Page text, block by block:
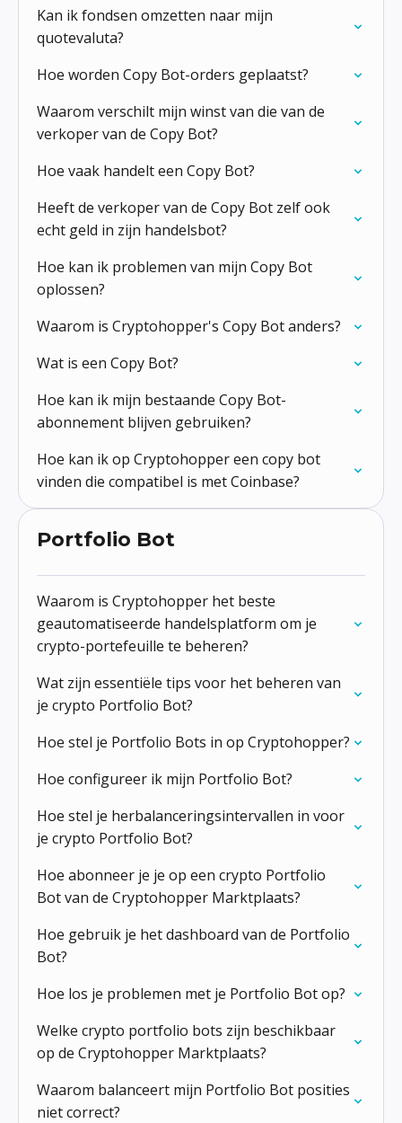
Kan ik fondsen omzetten naar mijn
quotevaluta?
Hoe worden Copy Bot-orders geplaatst?
Waarom verschilt mijn winst van die van de
verkoper van de Copy Bot?
Hoe vaak handelt een Copy Bot?
Heeft de verkoper van de Copy Bot zelf ook
echt geld in zijn handelsbot?
Hoe kan ik problemen van mijn Copy Bot
oplossen?
Waarom is Cryptohopper's Copy Bot anders?
Wat is een Copy Bot?
Hoe kan ik mijn bestaande Copy Bot-
abonnement blijven gebruiken?
Hoe kan ik op Cryptohopper een copy bot
vinden die compatibel is met Coinbase?
Portfolio Bot
Waarom is Cryptohopper het beste
geautomatiseerde handelsplatform om je
crypto-portefeuille te beheren?
Wat zijn essentiële tips voor het beheren van
je crypto Portfolio Bot?
Hoe stel je Portfolio Bots in op Cryptohopper?
Hoe configureer ik mijn Portfolio Bot?
Hoe stel je herbalanceringsintervallen in voor
je crypto Portfolio Bot?
Hoe abonneer je je op een crypto Portfolio
Bot van de Cryptohopper Marktplaats?
Hoe gebruik je het dashboard van de Portfolio
Bot?
Hoe los je problemen met je Portfolio Bot op?
Welke crypto portfolio bots zijn beschikbaar
op de Cryptohopper Marktplaats?
Waarom balanceert mijn Portfolio Bot posities
niet correct?